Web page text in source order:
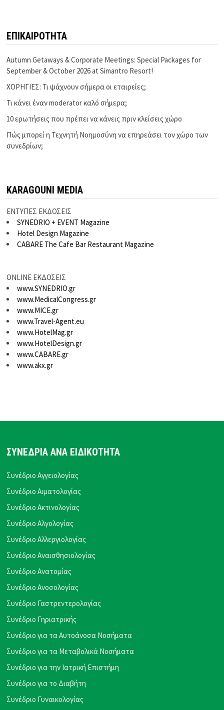
ΕΠΙΚΑΙΡΟΤΗΤΑ
Autumn Getaways & Corporate Meetings: Special Packages for
September & October 2026 at Simantro Resort!
ΧΟΡΗΓΙΕΣ: Τι ψάχνουν σήμερα οι εταιρείες;
Τι κάνει έναν moderator καλό σήμερα;
10 ερωτήσεις που πρέπει να κάνεις πριν κλείσεις χώρο
Πώς μπορεί η Τεχνητή Νοημοσύνη να επηρεάσει τον χώρο των
συνεδρίων;
KARAGOUNI MEDIA
ΕΝΤΥΠΕΣ ΕΚΔΟΣΕΙΣ
SYNEDRIO + EVENT Magazine
Hotel Design Magazine
CABARE The Cafe Bar Restaurant Magazine
ONLINE ΕΚΔΟΣΕΙΣ
www.SYNEDRIO.gr
www.MedicalCongress.gr
www.MICE.gr
www.Travel-Agent.eu
www.HotelMag.gr
www.HotelDesign.gr
www.CABARE.gr
www.akx.gr
ΣΥΝΕΔΡΙΑ ΑΝΑ ΕΙΔΙΚΟΤΗΤΑ
Συνέδριο Αγγειολογίας
Συνέδριο Αιματολογίας
Συνέδριο Ακτινολογίας
Συνέδριο Αλγολογίας
Συνέδριο Αλλεργιολογίας
Συνέδριο Αναισθησιολογίας
Συνέδριο Ανατομίας
Συνέδριο Ανοσολογίας
Συνέδριο Γαστρεντερολογίας
Συνέδριο Γηριατρικής
Συνέδριο για τα Αυτοάνοσα Νοσήματα
Συνέδριο για τα Μεταβολικά Νοσήματα
Συνέδριο για την Ιατρική Επιστήμη
Συνέδριο για το Διαβήτη
Συνέδριο Γυναικολογίας